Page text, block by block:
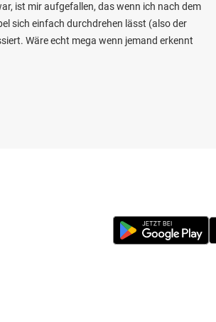
ist mir aufgefallen, das wenn ich nach dem
sich einfach durchdrehen lässt (also der
Wäre echt mega wenn jemand erkennt